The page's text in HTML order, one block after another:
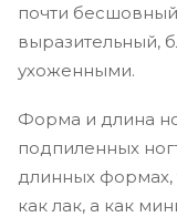
почти
выразительный,
ухоженными.
Форма и длина
подпиленных
длинных формах,
как лак, а как